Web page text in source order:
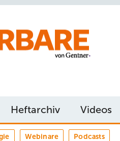
Heftarchiv Videos
Webinare Podcasts